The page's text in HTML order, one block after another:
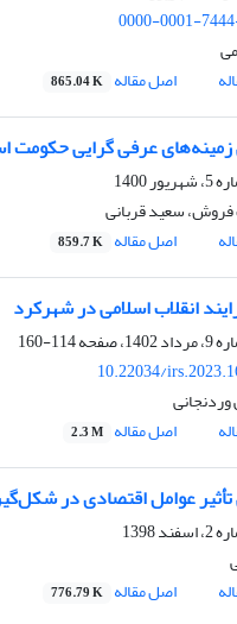
0000-0001-
اصل مقاله 865.04 K
سعید قربانی
اصل مقاله 859.7 K
انقلاب اسلامی در شهرکرد
114-160
10.22034/
اصل مقاله 2.3 M
اصل مقاله 776.79 K